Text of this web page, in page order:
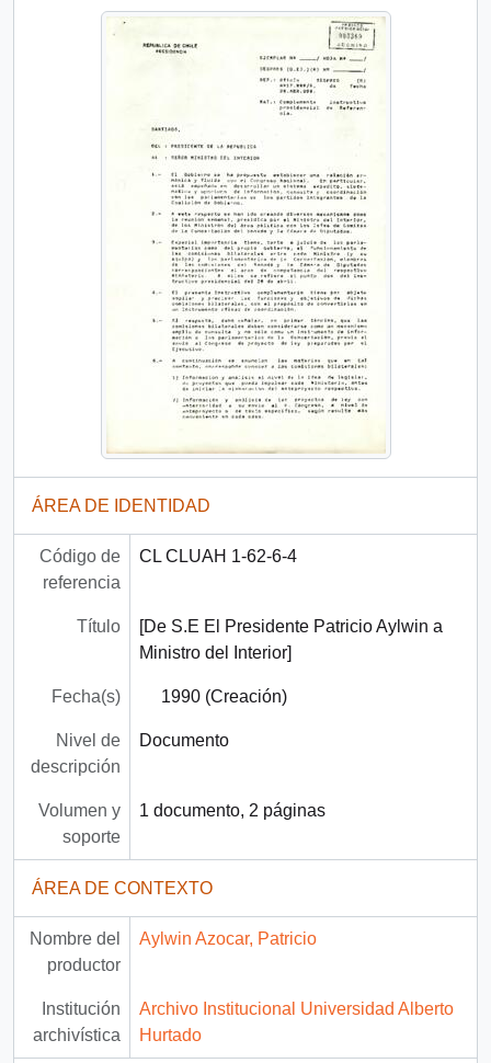
ÁREA DE IDENTIDAD
Código de
referencia
CL CLUAH 1-62-6-4
Título
[De S.E El Presidente Patricio Aylwin a
Ministro del Interior]
Fecha(s) 1990 (Creación)
Nivel de
descripción
Documento
Volumen y
soporte
1 documento, 2 páginas
ÁREA DE CONTEXTO
Nombre del
productor
Aylwin Azocar, Patricio
Institución
archivística
Archivo Institucional Universidad Alberto
Hurtado